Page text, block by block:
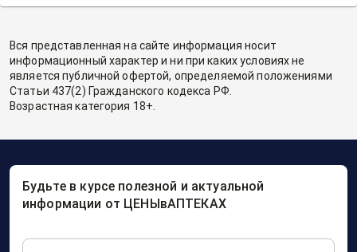
Вся представленная на сайте информация носит
информационный характер и ни при каких условиях не
является публичной офертой, определяемой положениями
Статьи 437(2) Гражданского кодекса РФ.
Возрастная категория 18+.
Будьте в курсе полезной и актуальной
информации от ЦЕНЫвАПТЕКАХ